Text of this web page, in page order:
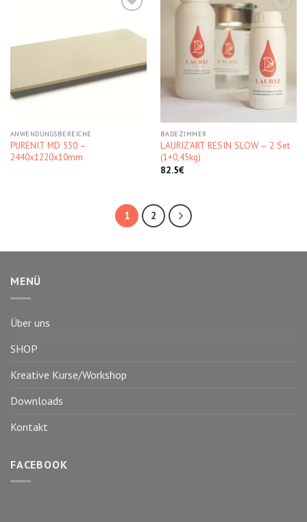
ANWENDUNGSBEREICHE
PURENIT MD 550 –
2440x1220x10mm
Kedvencekhez
BADEZIMMER
LAURIZ’ART RESIN SLOW – 2 Set
(1+0,45kg)
82.5€
1 2
MENÜ
Über uns
SHOP
Kreative Kurse/Workshop
Downloads
Kontakt
FACEBOOK